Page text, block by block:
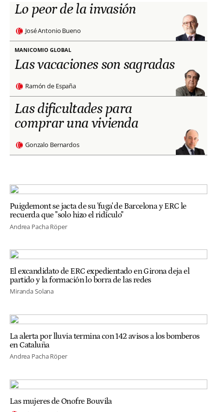
Lo peor de la invasión
José Antonio Bueno
MANICOMIO GLOBAL
Las vacaciones son sagradas
Ramón de España
Las dificultades para
comprar una vivienda
Gonzalo Bernardos
Puigdemont se jacta de su 'fuga' de Barcelona y ERC le
recuerda que "solo hizo el ridículo"
Andrea Pacha Röper
El excandidato de ERC expedientado en Girona deja el
partido y la formación lo borra de las redes
Miranda Solana
La alerta por lluvia termina con 142 avisos a los bomberos
en Cataluña
Andrea Pacha Röper
Las mujeres de Onofre Bouvila